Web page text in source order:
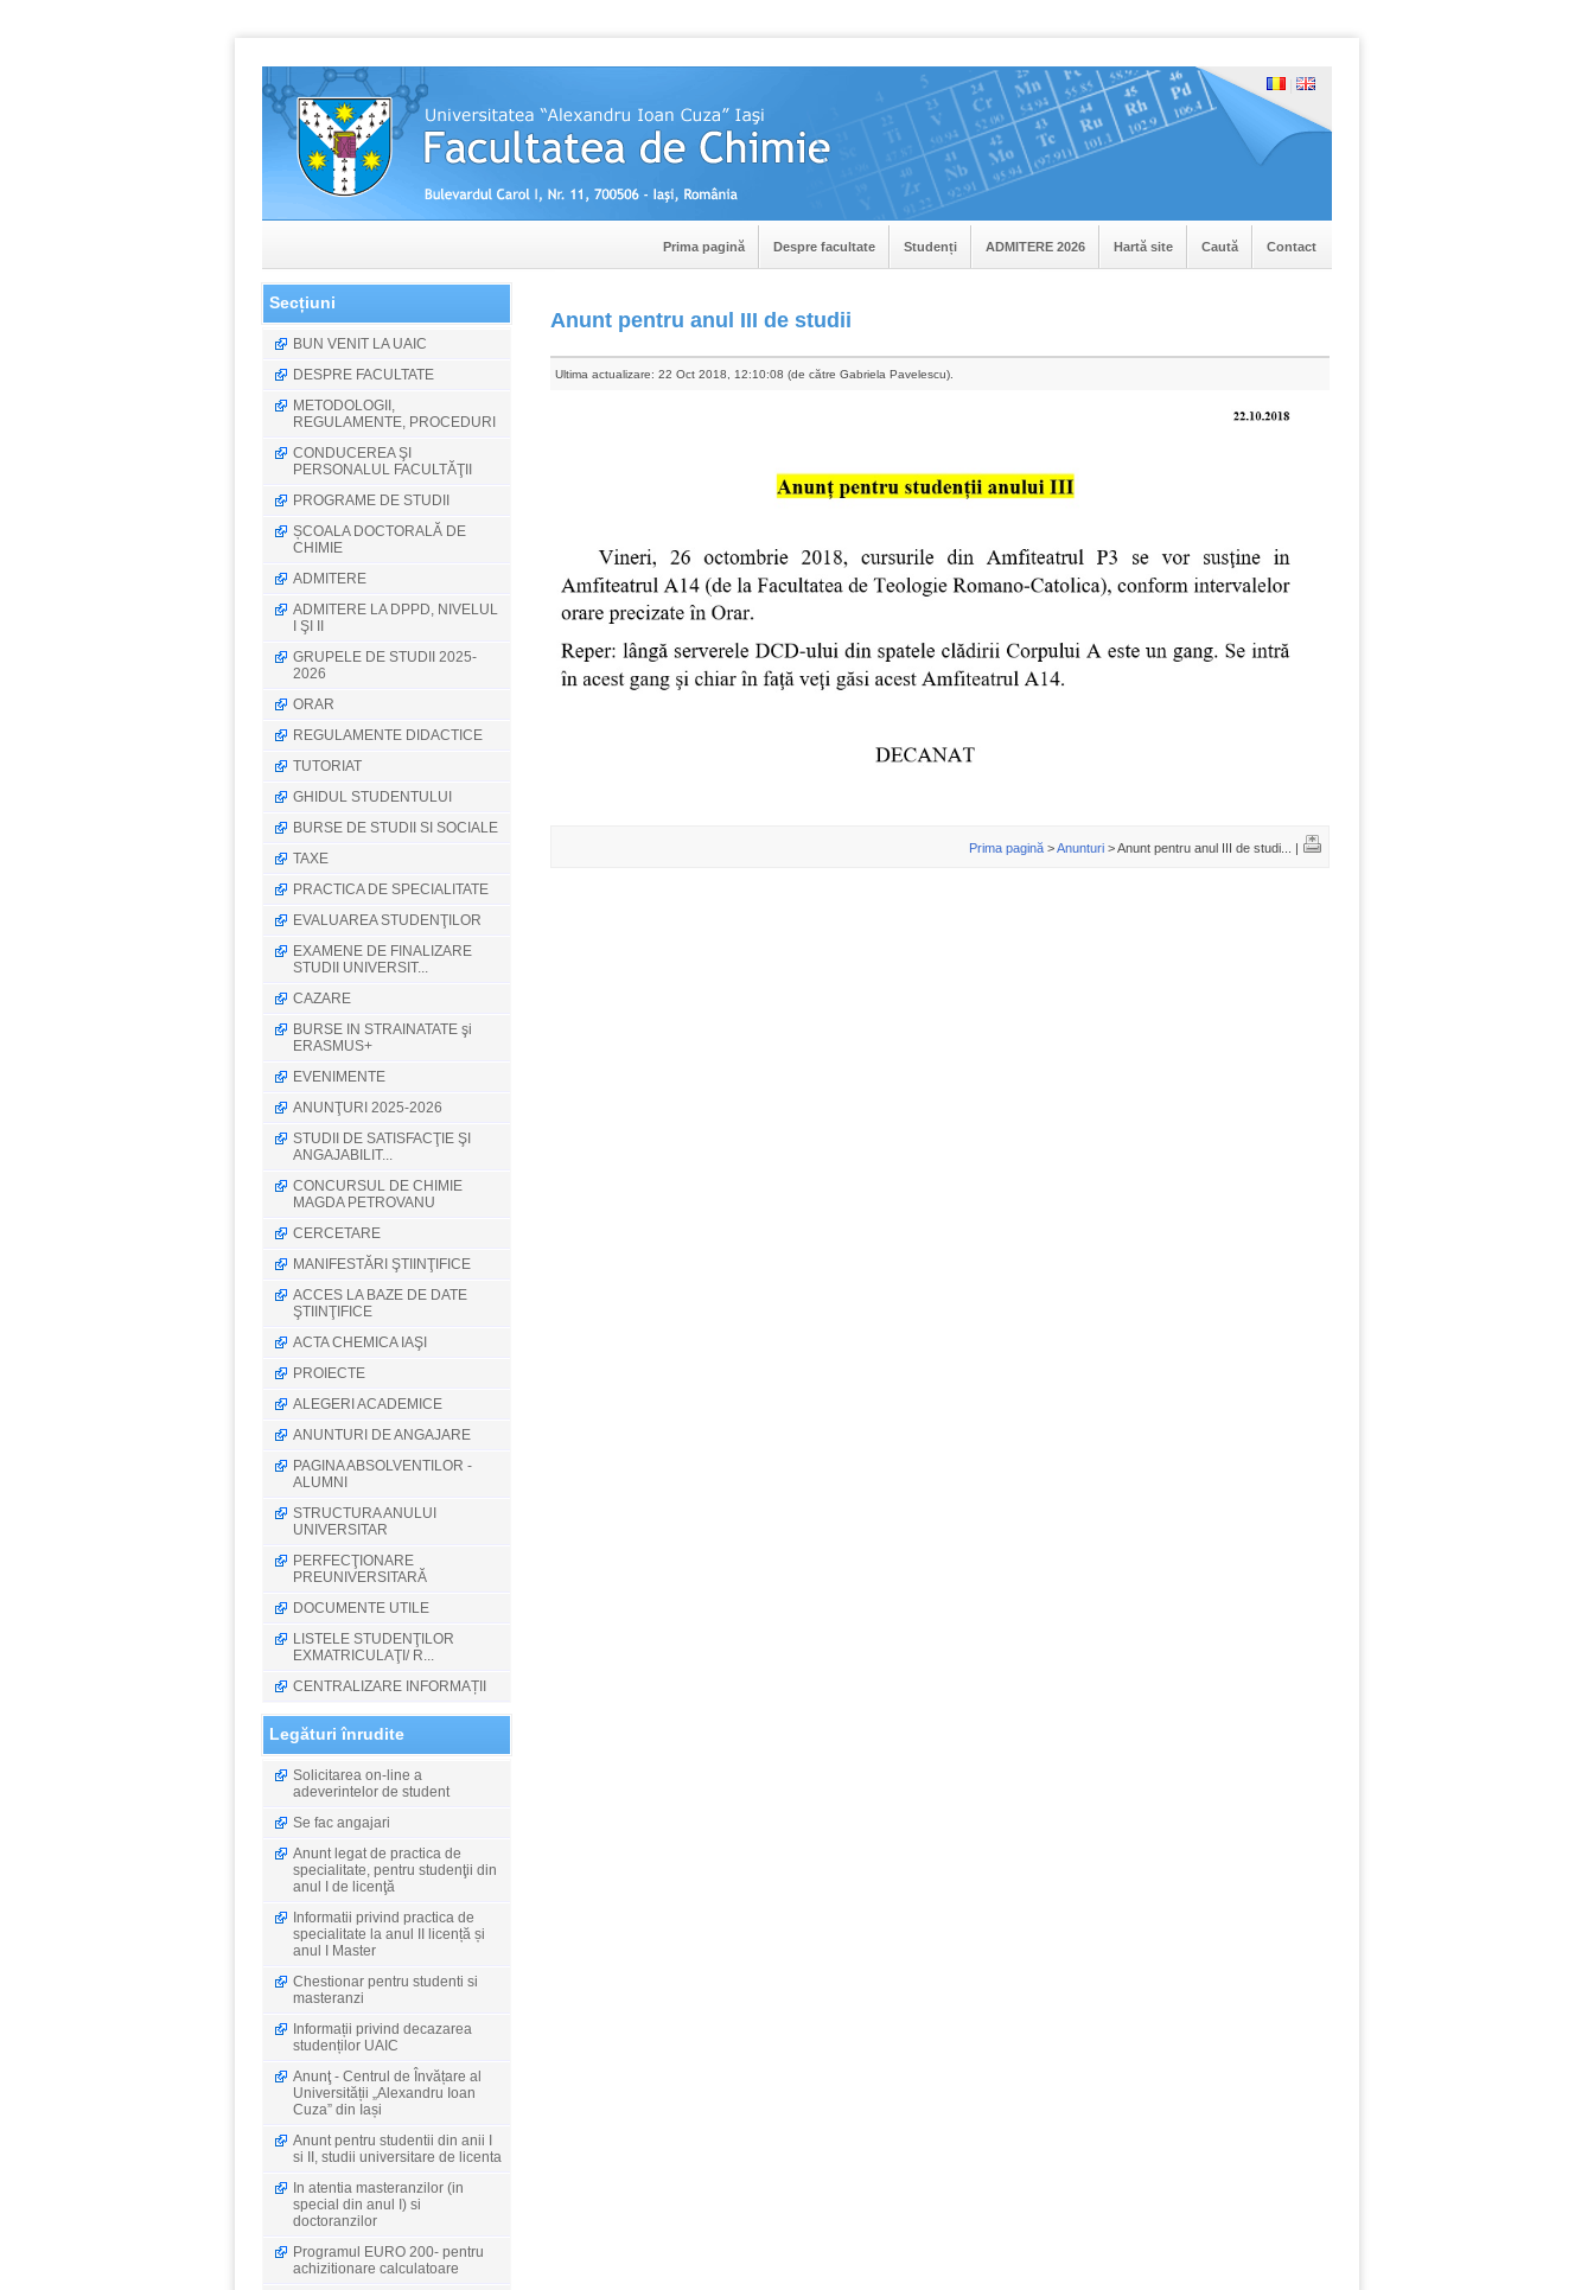
Prima pagină Despre facultate Studenți ADMITERE 2026 Hartă site Caută Contact
Secțiuni
BUN VENIT LA UAIC
DESPRE FACULTATE
METODOLOGII,
REGULAMENTE, PROCEDURI
CONDUCEREA ŞI
PERSONALUL FACULTĂŢII
PROGRAME DE STUDII
ȘCOALA DOCTORALĂ DE
CHIMIE
ADMITERE
ADMITERE LA DPPD, NIVELUL
I ŞI II
GRUPELE DE STUDII 2025-
2026
ORAR
REGULAMENTE DIDACTICE
TUTORIAT
GHIDUL STUDENTULUI
BURSE DE STUDII SI SOCIALE
TAXE
PRACTICA DE SPECIALITATE
EVALUAREA STUDENŢILOR
EXAMENE DE FINALIZARE
STUDII UNIVERSIT...
CAZARE
BURSE IN STRAINATATE şi
ERASMUS+
EVENIMENTE
ANUNŢURI 2025-2026
STUDII DE SATISFACŢIE ŞI
ANGAJABILIT...
CONCURSUL DE CHIMIE
MAGDA PETROVANU
CERCETARE
MANIFESTĂRI ŞTIINŢIFICE
ACCES LA BAZE DE DATE
ŞTIINŢIFICE
ACTA CHEMICA IAŞI
PROIECTE
ALEGERI ACADEMICE
ANUNTURI DE ANGAJARE
PAGINA ABSOLVENTILOR -
ALUMNI
STRUCTURA ANULUI
UNIVERSITAR
PERFECŢIONARE
PREUNIVERSITARĂ
DOCUMENTE UTILE
LISTELE STUDENŢILOR
EXMATRICULAŢI/ R...
CENTRALIZARE INFORMAȚII
Legături înrudite
Solicitarea on-line a
adeverintelor de student
Se fac angajari
Anunt legat de practica de
specialitate, pentru studenţii din
anul I de licenţă
Informatii privind practica de
specialitate la anul II licență și
anul I Master
Chestionar pentru studenti si
masteranzi
Informații privind decazarea
studenților UAIC
Anunţ - Centrul de Învățare al
Universității „Alexandru Ioan
Cuza” din Iași
Anunt pentru studentii din anii I
si II, studii universitare de licenta
In atentia masteranzilor (in
special din anul I) si
doctoranzilor
Programul EURO 200- pentru
achizitionare calculatoare
Anunt pentru anul III de studii
Ultima actualizare: 22 Oct 2018, 12:10:08 (de către Gabriela Pavelescu).
Prima pagină >Anunturi > Anunt pentru anul III de studi... |